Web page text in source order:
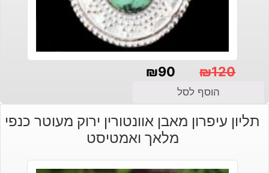
₪120
המקורי
היה:
₪90
הנוכחי
הוא:
הוסף לסל
תליון עיפרון מאבן אוונטורין ירוק מעוטר כנפי
מלאך ואמטיסט